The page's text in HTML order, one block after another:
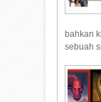
bahkan
sebuah